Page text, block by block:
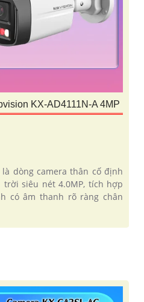
KX-AD4111N-A 4MP
là dòng camera thân cố định
siêu nét 4.0MP, tích hợp
có âm thanh rõ ràng chân